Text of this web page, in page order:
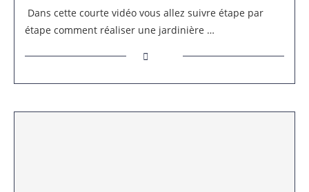
Dans cette courte vidéo vous allez suivre étape par
étape comment réaliser une jardinière …